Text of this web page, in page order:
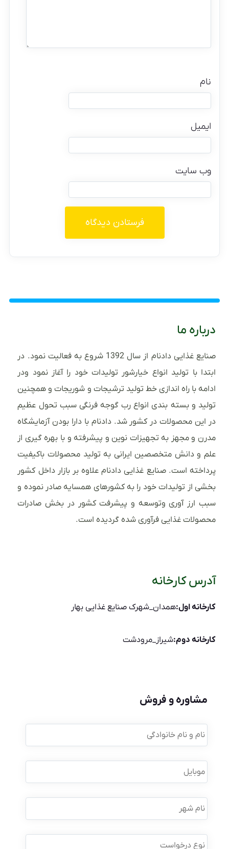
نام
ایمیل
وب‌ سایت
درباره ما
صنایع غذایی دادنام از سال 1392 شروع به فعالیت نمود. در
ابتدا با تولید انواع خیارشور تولیدات خود را آغاز نمود ودر
ادامه با راه اندازی خط تولید ترشیجات و شوریجات و همچنین
تولید و بسته بندی انواع رب گوجه فرنگی سبب تحول عظیم
در این محصولات در کشور شد. دادنام با دارا بودن آزمایشگاه
مدرن و مجهز به تجهیزات نوین و پیشرفته و با بهره گیری از
علم و دانش متخصصین ایرانی به تولید محصولات باکیفیت
پرداخته است. صنایع غذایی دادنام علاوه بر بازار داخل کشور
بخشی از تولیدات خود را به کشورهای همسایه صادر نموده و
سبب ارز آوری وتوسعه و پیشرفت کشور در بخش صادرات
محصولات غذایی فرآوری شده گردیده است.
آدرس کارخانه
کارخانه اول:همدان_شهرک صنایع غذایی بهار
کارخانه دوم:شیراز_مرودشت
مشاوره و فروش
نام
و
نام
موبایل *
نام
شهر
نوع
درخواست *